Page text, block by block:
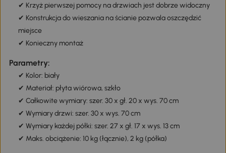
✔ Krzyż pierwszej pomocy na drzwiach jest dobrze widoczny
✔ Konstrukcja do wieszania na ścianie pozwala oszczędzić
miejsce
✔ Konieczny montaż
Parametry:
✔ Kolor: biały
✔ Materiał: płyta wiórowa, szkło
✔ Całkowite wymiary: szer. 30 x gł. 20 x wys. 70 cm
✔ Wymiary drzwi: szer. 30 x wys. 70 cm
✔ Wymiary każdej półki: szer. 27 x gł. 17 x wys. 13 cm
✔ Maks. obciążenie: 10 kg (łącznie), 2 kg (półka)